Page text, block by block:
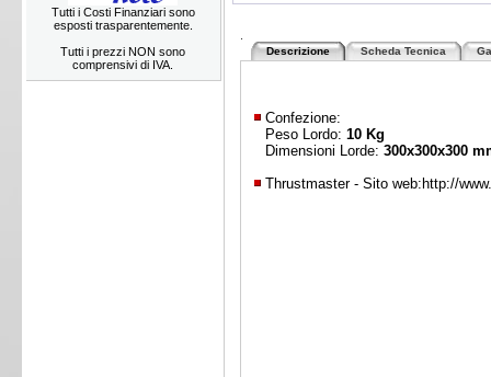
Tutti i Costi Finanziari sono
esposti trasparentemente.
Tutti i prezzi NON sono
comprensivi di IVA.
Descrizione Scheda Tecnica
Confezione:
Peso Lordo: 10 Kg
Dimensioni Lorde:300x300x300
Thrustmaster - Sito web: http://